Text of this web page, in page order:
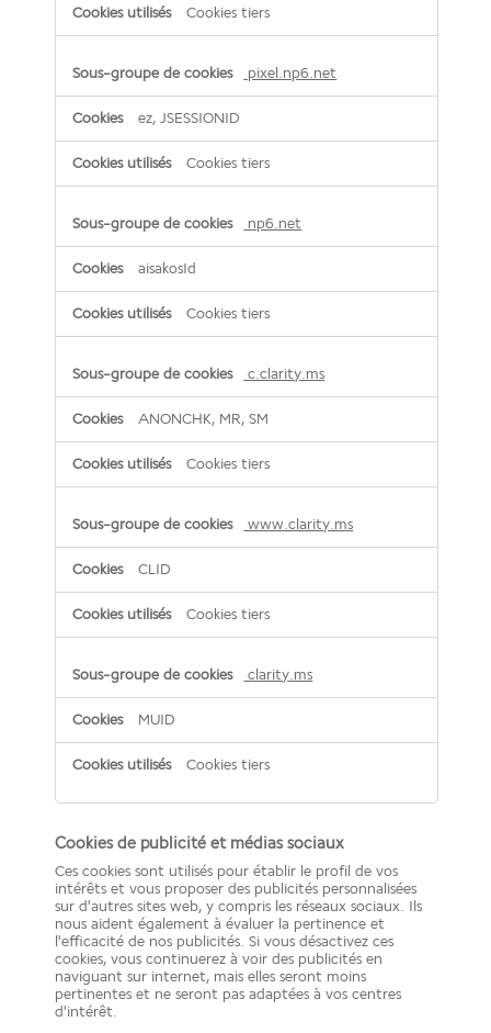
Cookies tiers
pixel.np6.net
ez, JSESSIONID
Cookies tiers
np6.net
aisakosId
Cookies tiers
c.clarity.ms
ANONCHK, MR, SM
Cookies tiers
www.clarity.ms
CLID
Cookies tiers
clarity.ms
MUID
Cookies tiers
Cookies de publicité et médias sociaux
Ces cookies sont utilisés pour établir le profil de vos
intérêts et vous proposer des publicités personnalisées
sur d'autres sites web, y compris les réseaux sociaux. Ils
nous aident également à évaluer la pertinence et
l'efficacité de nos publicités. Si vous désactivez ces
cookies, vous continuerez à voir des publicités en
naviguant sur internet, mais elles seront moins
pertinentes et ne seront pas adaptées à vos centres
d'intérêt.